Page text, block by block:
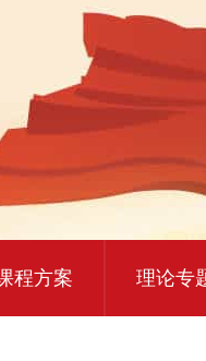
程方案 理论专